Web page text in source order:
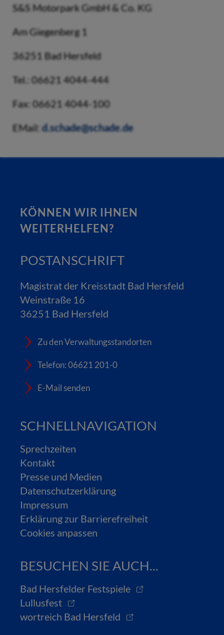
S&S Motorpark GmbH & Co. KG
Am Giegenberg 1
36251 Bad Hersfeld
Tel.: 06621 4044-444
Fax: 06621 4044-100
EMail:d.schade@schade.de
KÖNNEN WIR IHNEN
WEITERHELFEN?
POSTANSCHRIFT
Magistrat der Kreisstadt Bad Hersfeld
Weinstraße 16
36251 Bad Hersfeld
Zu den Verwaltungsstandorten
Telefon: 06621 201-0
E-Mail senden
SCHNELLNAVIGATION
Sprechzeiten
Kontakt
Presse und Medien
Datenschutzerklärung
Impressum
Erklärung zur Barrierefreiheit
Cookies anpassen
BESUCHEN SIE AUCH...
Bad Hersfelder Festspiele
Lullusfest
wortreich Bad Hersfeld